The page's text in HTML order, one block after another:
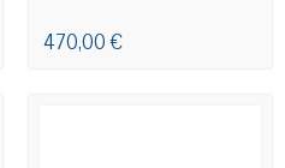
470,00 €